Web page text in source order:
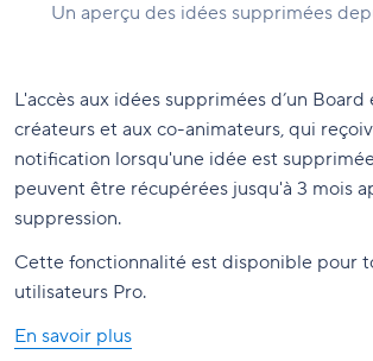
Un aperçu des idées supprimées
L'accès aux idées supprimées d’un
créateurs et aux co-animateurs, qui
notification lorsqu'une idée est
peuvent être récupérées jusqu'à 3 mois
suppression.
Cette fonctionnalité est disponible pour
utilisateurs Pro.
En savoir plus